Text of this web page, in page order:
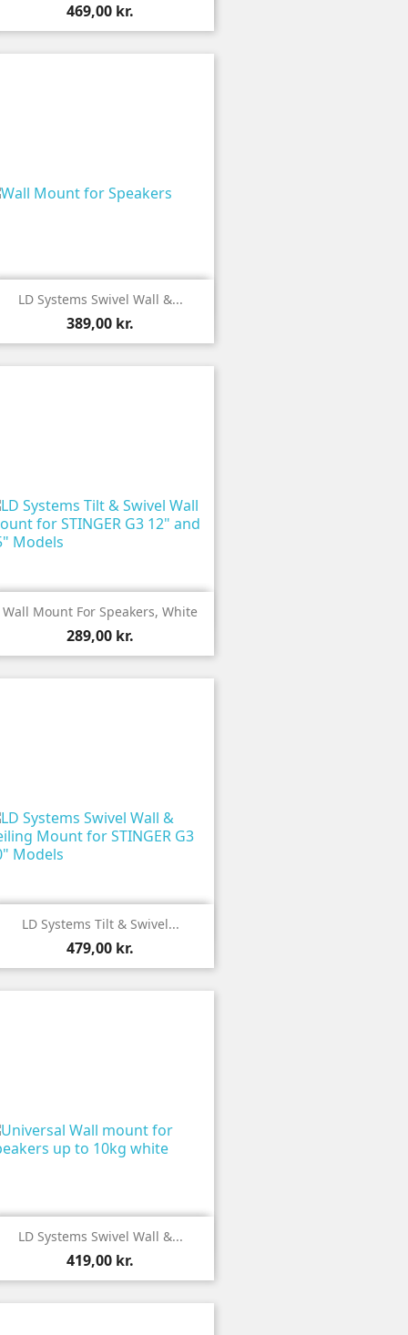
469,00 kr.
 Vis
LD Systems Swivel Wall &...
389,00 kr.
 Vis
Wall Mount For Speakers, White
289,00 kr.
 Vis
LD Systems Tilt & Swivel...
479,00 kr.
 Vis
LD Systems Swivel Wall &...
419,00 kr.